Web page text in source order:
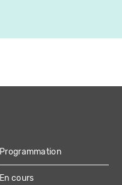
Programmation
En cours